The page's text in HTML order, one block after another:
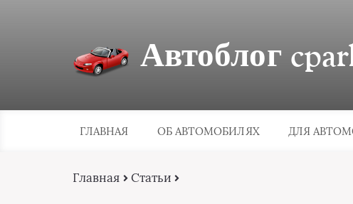
Автоблог
ГЛАВНАЯ ОБ АВТОМОБИЛЯХ ДЛЯ
Главная Статьи